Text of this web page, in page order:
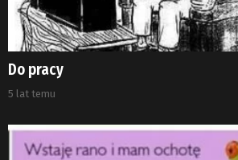
Do pracy
5 lat temu